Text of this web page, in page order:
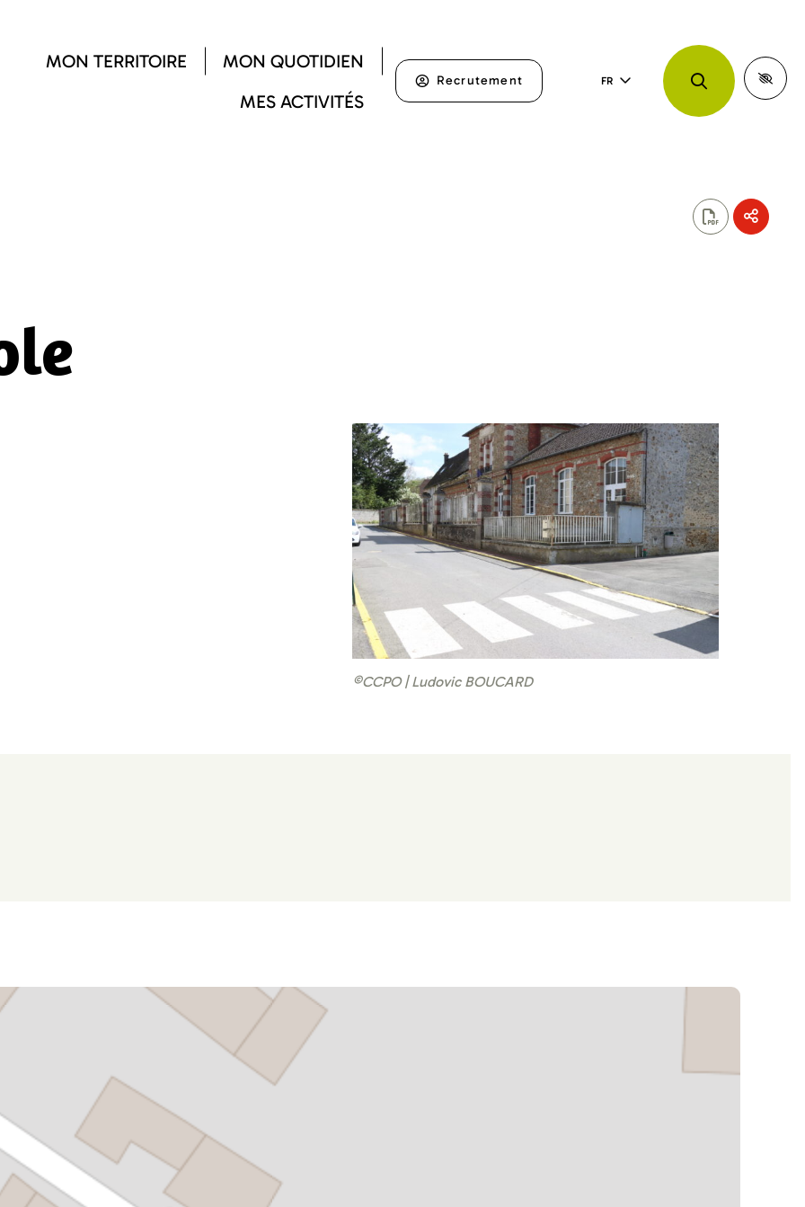
MON TERRITOIRE
MON QUOTIDIEN
MES ACTIVITÉS
Recrutement FR
©CCPO | Ludovic BOUCARD